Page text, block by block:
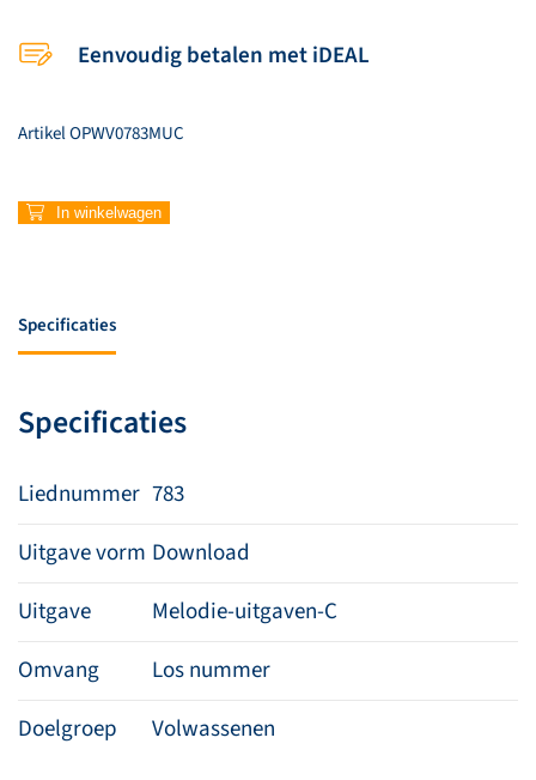
Eenvoudig betalen met iDEAL
ArtikelOPWV0783MUC
783
hier
aantal
In winkelwagen
Specificaties
Specificaties
Liednummer 783
Uitgave vorm Download
Uitgave
Melodie-uitgaven-C
Omvang
Los nummer
Doelgroep
Volwassenen